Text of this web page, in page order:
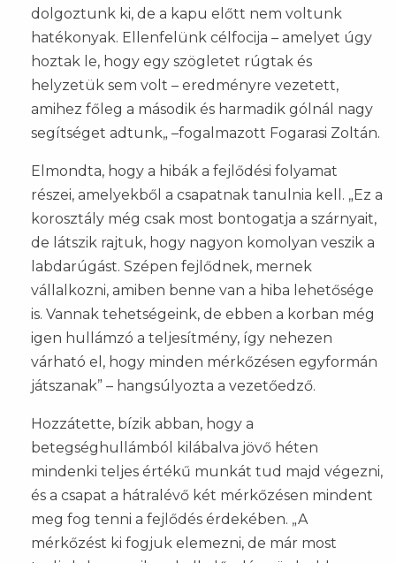
dolgoztunk ki, de a kapu előtt nem voltunk
hatékonyak. Ellenfelünk célfocija – amelyet úgy
hoztak le, hogy egy szögletet rúgtak és
helyzetük sem volt – eredményre vezetett,
amihez főleg a második és harmadik gólnál nagy
segítséget adtunk„ –fogalmazott Fogarasi Zoltán.
Elmondta, hogy a hibák a fejlődési folyamat
részei, amelyekből a csapatnak tanulnia kell. „Ez a
korosztály még csak most bontogatja a szárnyait,
de látszik rajtuk, hogy nagyon komolyan veszik a
labdarúgást. Szépen fejlődnek, mernek
vállalkozni, amiben benne van a hiba lehetősége
is. Vannak tehetségeink, de ebben a korban még
igen hullámzó a teljesítmény, így nehezen
várható el, hogy minden mérkőzésen egyformán
játszanak” – hangsúlyozta a vezetőedző.
Hozzátette, bízik abban, hogy a
betegséghullámból kilábalva jövő héten
mindenki teljes értékű munkát tud majd végezni,
és a csapat a hátralévő két mérkőzésen mindent
meg fog tenni a fejlődés érdekében. „A
mérkőzést ki fogjuk elemezni, de már most